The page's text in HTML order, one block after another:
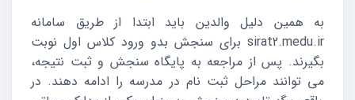
به همین دلیل والدین باید ابتدا از طریق سامانه
sirat2.medu.ir برای سنجش بدو ورود کلاس اول نوبت
بگیرند. پس از مراجعه به پایگاه سنجش و ثبت نتیجه،
می توانند مراحل ثبت نام در مدرسه را ادامه دهند. در